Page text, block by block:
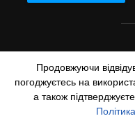
При копіюванні
відкрите для
Продовжуючи
погоджуєтесь на
а також